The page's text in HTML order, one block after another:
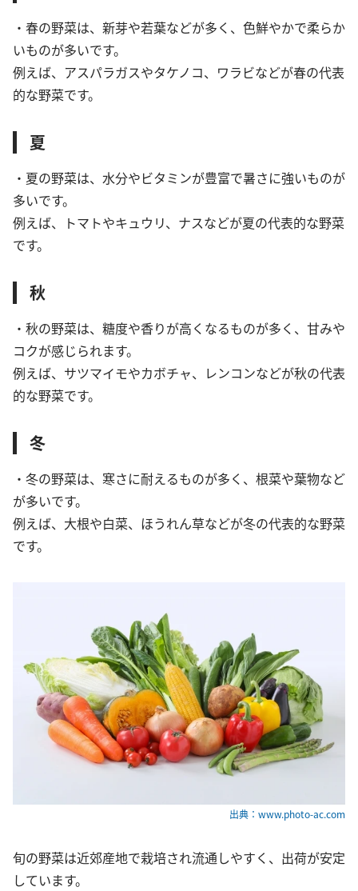
・春の野菜は、新芽や若葉などが多く、色鮮やかで柔らか
いものが多いです。
例えば、アスパラガスやタケノコ、ワラビなどが春の代表
的な野菜です。
夏
・夏の野菜は、水分やビタミンが豊富で暑さに強いものが
多いです。
例えば、トマトやキュウリ、ナスなどが夏の代表的な野菜
です。
秋
・秋の野菜は、糖度や香りが高くなるものが多く、甘みや
コクが感じられます。
例えば、サツマイモやカボチャ、レンコンなどが秋の代表
的な野菜です。
冬
・冬の野菜は、寒さに耐えるものが多く、根菜や葉物など
が多いです。
例えば、大根や白菜、ほうれん草などが冬の代表的な野菜
です。
出典：www.photo-ac.com
旬の野菜は近郊産地で栽培され流通しやすく、出荷が安定
しています。